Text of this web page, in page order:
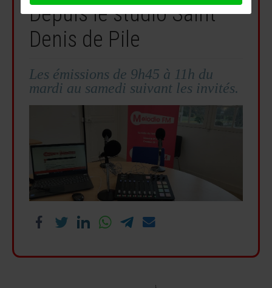
Depuis le studio Saint
Denis de Pile
Les émissions de 9h45 à 11h du
mardi au samedi suivant les invités.